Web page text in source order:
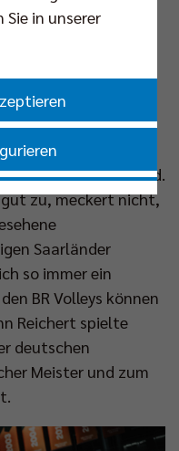
sehr gute
ist in der
sehr variabel,
„Es macht einen
verschiedenen
die meisten gut
schwärmt Niroomand.
zu, meckert nicht,
Saarländer
so immer ein
BR Volleys können
Reichert spielte
deutschen
Meister und zum
in unserer
akzeptieren